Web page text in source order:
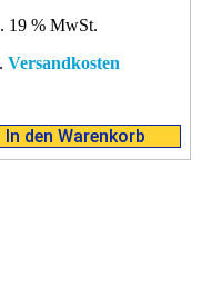
19 % MwSt.
Versandkosten
In den Warenkorb